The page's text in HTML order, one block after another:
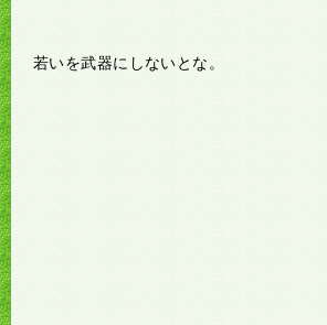
若いを武器にしないとな。